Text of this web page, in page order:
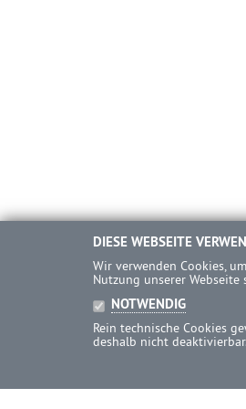
DIESE WEBSEITE
Wir verwenden Cookies,
Nutzung unserer Webseite
NOTWENDIG
Rein technische Cookies
deshalb nicht deaktivierbar.